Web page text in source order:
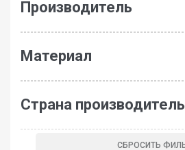
Производитель
Материал
Страна производитель